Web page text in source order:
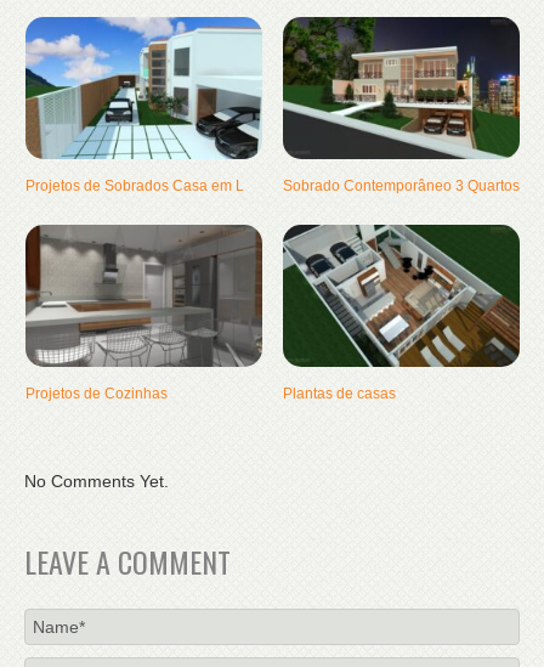
Projetos de Sobrados Casa em L Sobrado Contemporâneo 3 Quartos
Projetos de Cozinhas Plantas de casas
No Comments Yet.
LEAVE A COMMENT